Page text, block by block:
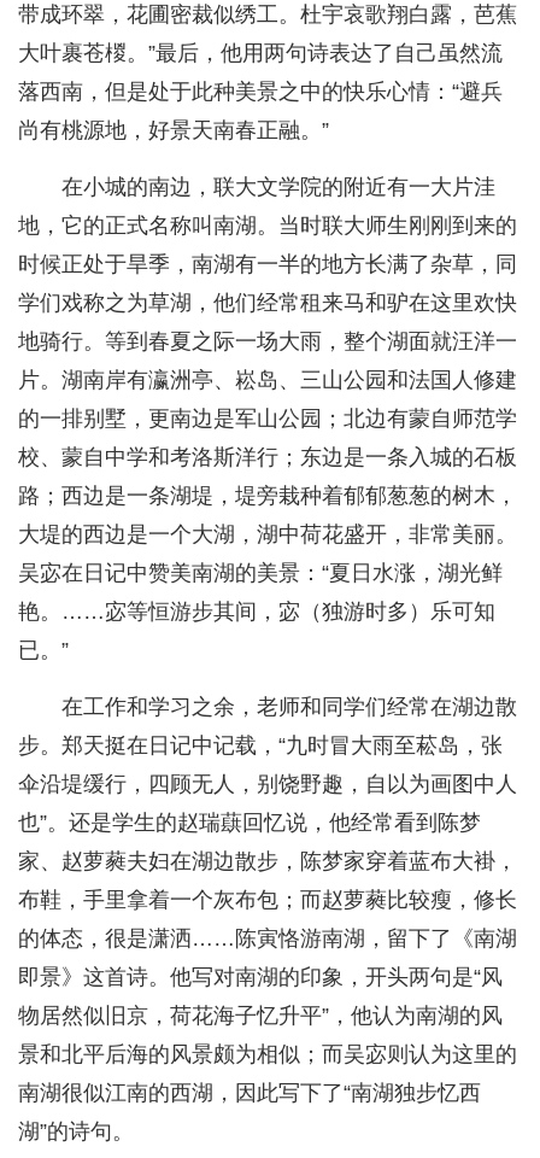
带成环翠，花圃密裁似绣工。杜宇哀歌翔白露，芭蕉
大叶裹苍椶。”最后，他用两句诗表达了自己虽然流
落西南，但是处于此种美景之中的快乐心情：“避兵
尚有桃源地，好景天南春正融。”
在小城的南边，联大文学院的附近有一大片洼
地，它的正式名称叫南湖。当时联大师生刚刚到来的
时候正处于旱季，南湖有一半的地方长满了杂草，同
学们戏称之为草湖，他们经常租来马和驴在这里欢快
地骑行。等到春夏之际一场大雨，整个湖面就汪洋一
片。湖南岸有瀛洲亭、崧岛、三山公园和法国人修建
的一排别墅，更南边是军山公园；北边有蒙自师范学
校、蒙自中学和考洛斯洋行；东边是一条入城的石板
路；西边是一条湖堤，堤旁栽种着郁郁葱葱的树木，
大堤的西边是一个大湖，湖中荷花盛开，非常美丽。
吴宓在日记中赞美南湖的美景：“夏日水涨，湖光鲜
艳。……宓等恒游步其间，宓（独游时多）乐可知
已。”
在工作和学习之余，老师和同学们经常在湖边散
步。郑天挺在日记中记载，“九时冒大雨至菘岛，张
伞沿堤缓行，四顾无人，别饶野趣，自以为画图中人
也”。还是学生的赵瑞蕻回忆说，他经常看到陈梦
家、赵萝蕤夫妇在湖边散步，陈梦家穿着蓝布大褂，
布鞋，手里拿着一个灰布包；而赵萝蕤比较瘦，修长
的体态，很是潇洒……陈寅恪游南湖，留下了《南湖
即景》这首诗。他写对南湖的印象，开头两句是“风
物居然似旧京，荷花海子忆升平”，他认为南湖的风
景和北平后海的风景颇为相似；而吴宓则认为这里的
南湖很似江南的西湖，因此写下了“南湖独步忆西
湖”的诗句。